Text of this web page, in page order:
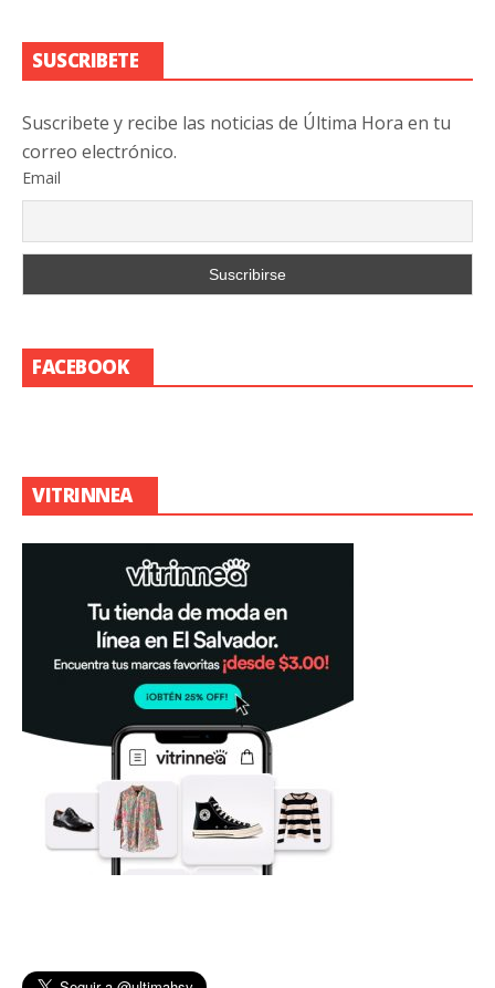
SUSCRIBETE
Suscribete y recibe las noticias de Última Hora en tu
correo electrónico.
Email
FACEBOOK
VITRINNEA